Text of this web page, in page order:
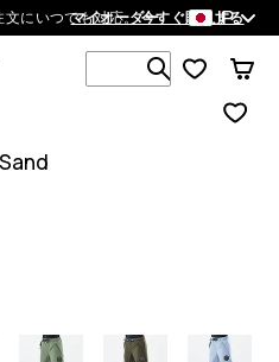
文にいつでも対応。今すぐ購入する
マイオーダー JP
1 000以上